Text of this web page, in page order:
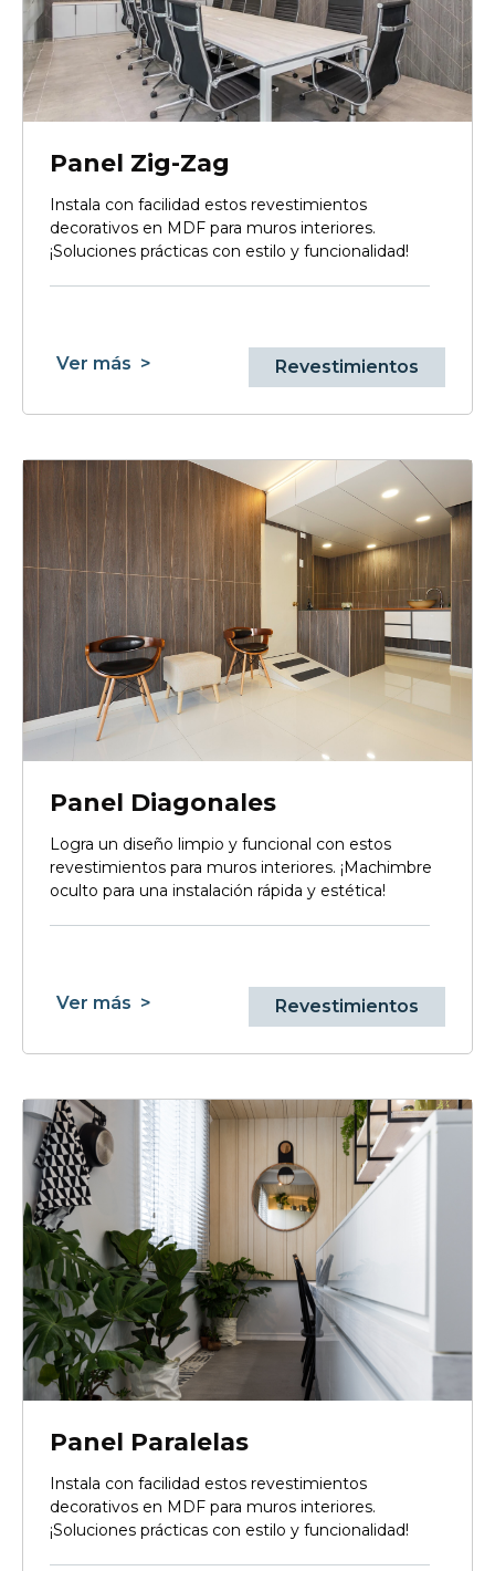
Panel Zig-Zag
Instala con facilidad estos revestimientos
decorativos en MDF para muros interiores.
¡Soluciones prácticas con estilo y funcionalidad!
Ver más > Revestimientos
Panel Diagonales
Logra un diseño limpio y funcional con estos
revestimientos para muros interiores. ¡Machimbre
oculto para una instalación rápida y estética!
Ver más > Revestimientos
Panel Paralelas
Instala con facilidad estos revestimientos
decorativos en MDF para muros interiores.
¡Soluciones prácticas con estilo y funcionalidad!